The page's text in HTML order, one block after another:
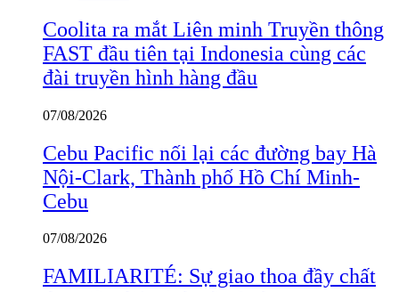
Coolita ra mắt Liên minh Truyền thông
FAST đầu tiên tại Indonesia cùng các
đài truyền hình hàng đầu
07/08/2026
Cebu Pacific nối lại các đường bay Hà
Nội-Clark, Thành phố Hồ Chí Minh-
Cebu
07/08/2026
FAMILIARITÉ: Sự giao thoa đầy chất